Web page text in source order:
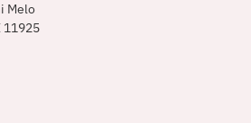
Melo
11925